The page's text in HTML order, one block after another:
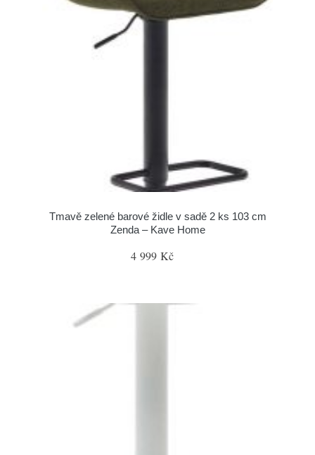
Tmavě zelené barové židle v sadě 2 ks 103 cm
Zenda – Kave Home
4 999 Kč